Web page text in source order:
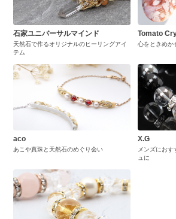
石家ユニバーサルマインド
天然石で作るオリジナルのヒーリングアイ
テム
Tomato
心をときめか
aco
あこや真珠と天然石のめぐり会い
X.G
メンズにおす
ュに